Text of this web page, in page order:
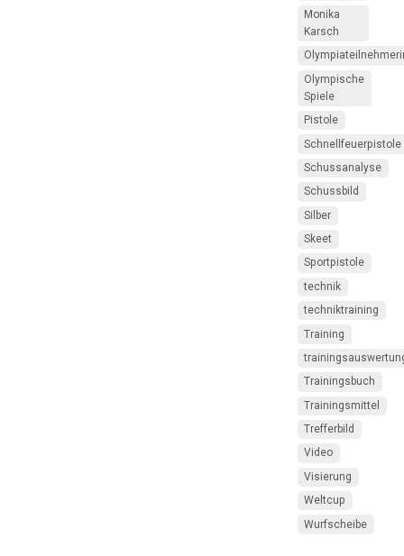
Monika
Karsch
Olympische
Spiele
Pistole
Schnellfeuerpistole
Schussanalyse
Schussbild
Silber
Skeet
Sportpistole
technik
techniktraining
Training
Trainingsbuch
Trainingsmittel
Trefferbild
Video
Visierung
Weltcup
Wurfscheibe